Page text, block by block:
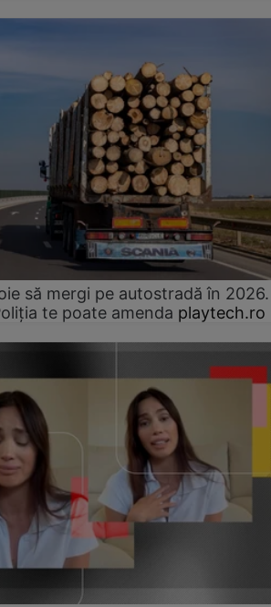
să mergi pe autostradă în 2026.
te poate amenda playtech.ro